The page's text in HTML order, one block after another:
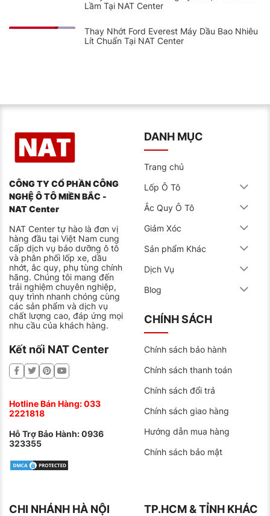
Lầm Tại NAT Center
Thay Nhớt Ford Everest Máy Dầu Bao Nhiêu
Lít Chuẩn Tại NAT Center
CÔNG TY CỔ PHẦN CÔNG
NGHỆ Ô TÔ MIỀN BẮC -
NAT Center
NAT Center tự hào là đơn vị
hàng đầu tại Việt Nam cung
cấp dịch vụ bảo dưỡng ô tô
và phân phối lốp xe, dầu
nhớt, ắc quy, phụ tùng chính
hãng. Chúng tôi mang đến
trải nghiệm chuyên nghiệp,
quy trình nhanh chóng cùng
các sản phẩm và dịch vụ
chất lượng cao, đáp ứng mọi
nhu cầu của khách hàng.
Kết nối NAT Center
Hotline Bán Hàng:033
2221818
Hỗ Trợ Bảo Hành:0936
323355
DANH MỤC
Trang chủ
Lốp Ô Tô
Ắc Quy Ô Tô
Giảm Xóc
Sản phẩm Khác
Dịch Vụ
Blog
CHÍNH SÁCH
Chính sách bảo hành
Chính sách thanh toán
Chính sách đổi trả
Chính sách giao hàng
Hướng dẫn mua hàng
Chính sách bảo mật
CHI NHÁNH HÀ NỘI TP.HCM & TỈNH KHÁC